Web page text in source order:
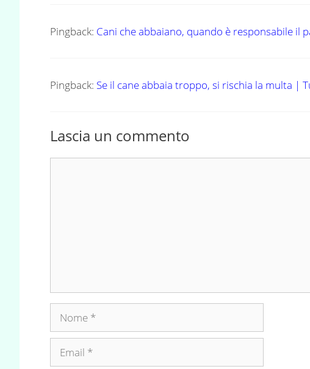
Pingback: Cani che abbaiano, quando è responsabile il
Pingback: Se il cane abbaia troppo, si rischia la multa |
Lascia un commento
Nome
Email